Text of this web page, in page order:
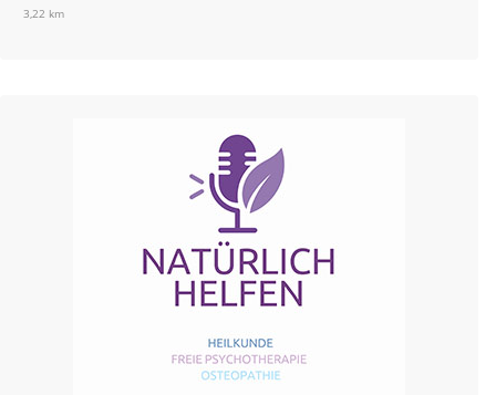
3,22 km